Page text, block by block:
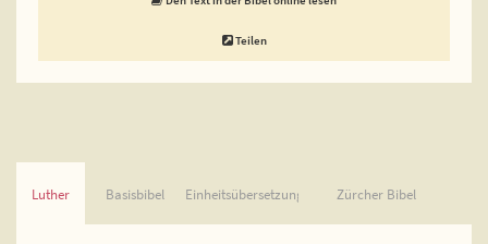
Teilen
Luther Basisbibel Einheitsübersetzung Zürcher Bibel